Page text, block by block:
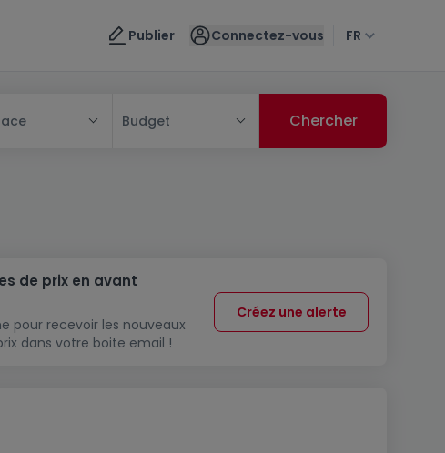
Publier Connectez-vous FR
Budget
de prix en avant
pour recevoir les nouveaux
dans votre boite email !
Créez une alerte